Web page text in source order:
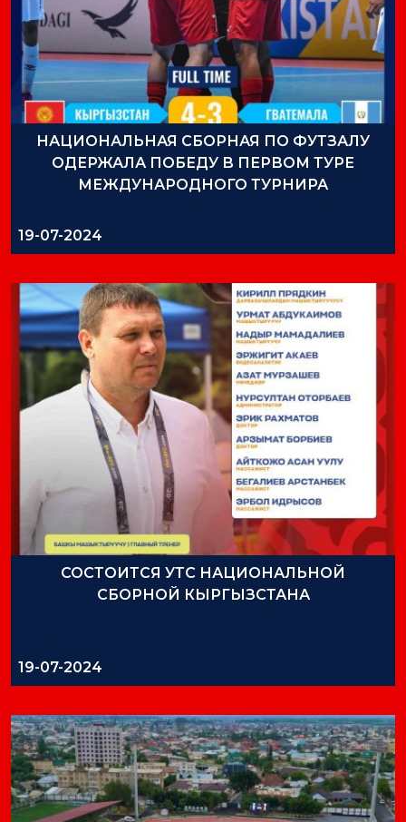
НАЦИОНАЛЬНАЯ СБОРНАЯ ПО ФУТЗАЛУ
ОДЕРЖАЛА ПОБЕДУ В ПЕРВОМ ТУРЕ
МЕЖДУНАРОДНОГО ТУРНИРА
19-07-2024
СОСТОИТСЯ УТС НАЦИОНАЛЬНОЙ
СБОРНОЙ КЫРГЫЗСТАНА
19-07-2024